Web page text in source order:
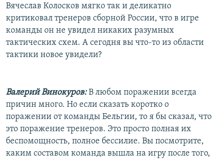
Вячеслав Колосков мягко так и деликатно
критиковал тренеров сборной России, что в игре
команды он не увидел никаких разумных
тактических схем. А сегодня вы что-то из области
тактики новое увидели?
Валерий Винокуров:В любом поражении всегда
причин много. Но если сказать коротко о
поражении от команды Бельгии, то я бы сказал, что
это поражение тренеров. Это просто полная их
беспомощность, полное бессилие. Вы посмотрите,
каким составом команда вышла на игру после того,